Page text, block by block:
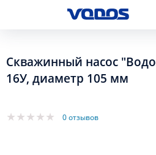
Скважинный насос
16У, диаметр 105 мм
0 отзывов